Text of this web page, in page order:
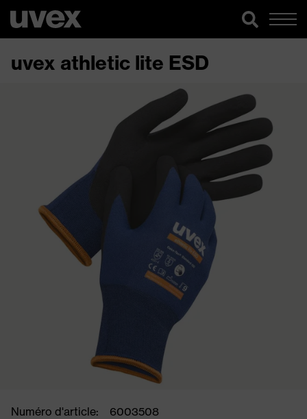
uvex athletic lite ESD
Numéro d'article:
6003508